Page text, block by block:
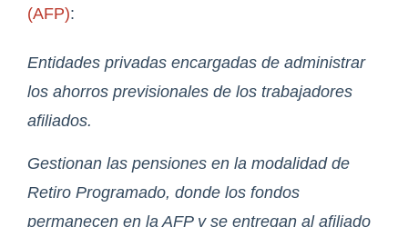
(AFP):
Entidades privadas encargadas de administrar
los ahorros previsionales de los trabajadores
afiliados.
Gestionan las pensiones en la modalidad de
Retiro Programado, donde los fondos
permanecen en la AFP y se entregan al afiliado